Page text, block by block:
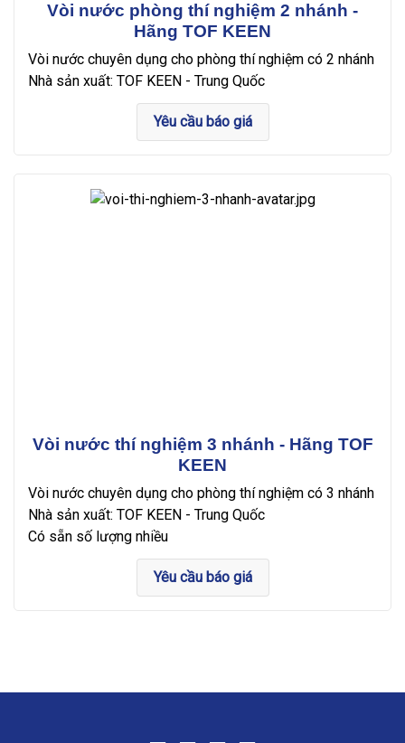
Vòi nước phòng thí nghiệm 2 nhánh -
Hãng TOF KEEN
Vòi nước chuyên dụng cho phòng thí nghiệm có 2 nhánh
Nhà sản xuất: TOF KEEN - Trung Quốc
Yêu cầu báo giá
Vòi nước thí nghiệm 3 nhánh - Hãng TOF
KEEN
Vòi nước chuyên dụng cho phòng thí nghiệm có 3 nhánh
Nhà sản xuất: TOF KEEN - Trung Quốc
Có sẵn số lượng nhiều
Yêu cầu báo giá